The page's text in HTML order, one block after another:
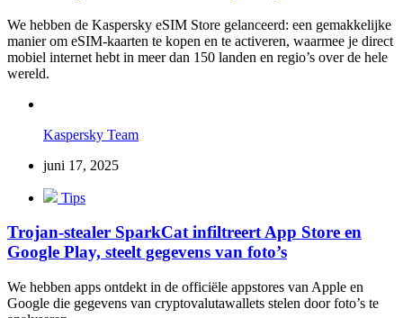
We hebben de Kaspersky eSIM Store gelanceerd: een gemakkelijke
manier om eSIM-kaarten te kopen en te activeren, waarmee je direct
mobiel internet hebt in meer dan 150 landen en regio’s over de hele
wereld.
Kaspersky Team
juni 17, 2025
Tips
Trojan-stealer SparkCat infiltreert App Store en
Google Play, steelt gegevens van foto’s
We hebben apps ontdekt in de officiële appstores van Apple en
Google die gegevens van cryptovalutawallets stelen door foto’s te